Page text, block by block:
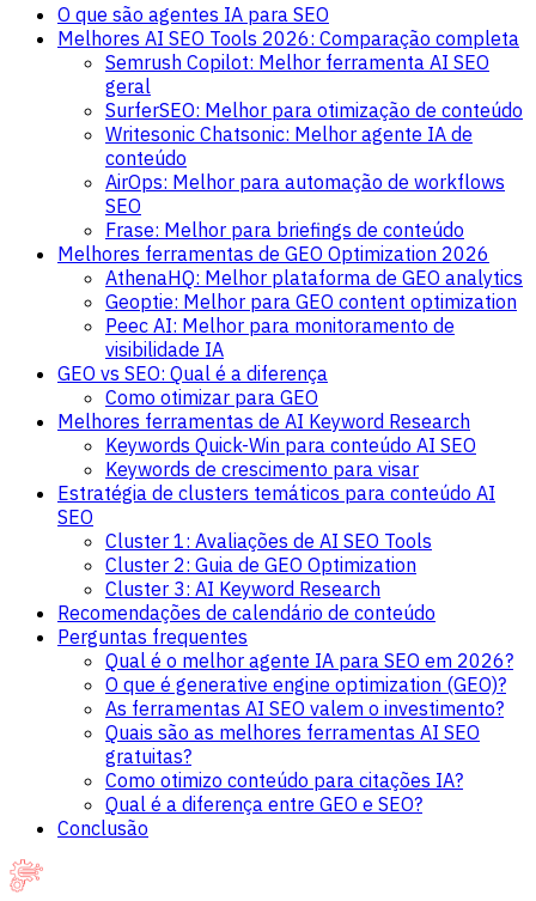
O que são agentes IA para SEO
Melhores AI SEO Tools 2026: Comparação completa
Semrush Copilot: Melhor ferramenta AI SEO
geral
SurferSEO: Melhor para otimização de conteúdo
Writesonic Chatsonic: Melhor agente IA de
conteúdo
AirOps: Melhor para automação de workflows
SEO
Frase: Melhor para briefings de conteúdo
Melhores ferramentas de GEO Optimization 2026
AthenaHQ: Melhor plataforma de GEO analytics
Geoptie: Melhor para GEO content optimization
Peec AI: Melhor para monitoramento de
visibilidade IA
GEO vs SEO: Qual é a diferença
Como otimizar para GEO
Melhores ferramentas de AI Keyword Research
Keywords Quick-Win para conteúdo AI SEO
Keywords de crescimento para visar
Estratégia de clusters temáticos para conteúdo AI
SEO
Cluster 1: Avaliações de AI SEO Tools
Cluster 2: Guia de GEO Optimization
Cluster 3: AI Keyword Research
Recomendações de calendário de conteúdo
Perguntas frequentes
Qual é o melhor agente IA para SEO em 2026?
O que é generative engine optimization (GEO)?
As ferramentas AI SEO valem o investimento?
Quais são as melhores ferramentas AI SEO
gratuitas?
Como otimizo conteúdo para citações IA?
Qual é a diferença entre GEO e SEO?
Conclusão